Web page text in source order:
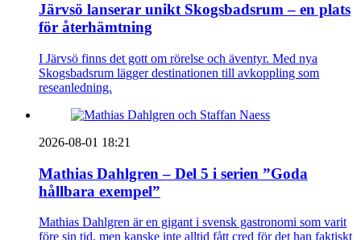
Järvsö lanserar unikt Skogsbadsrum – en plats
för återhämtning
I Järvsö finns det gott om rörelse och äventyr. Med nya
Skogsbadsrum lägger destinationen till avkoppling som
reseanledning.
2026-08-01 18:21
Mathias Dahlgren – Del 5 i serien ”Goda
hållbara exempel”
Mathias Dahlgren är en gigant i svensk gastronomi som varit
före sin tid, men kanske inte alltid fått cred för det han faktiskt